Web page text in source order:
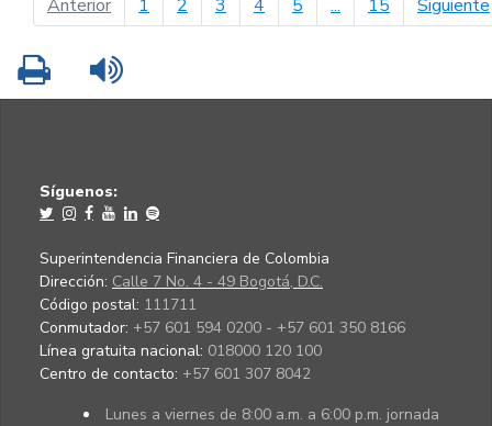
Anterior 1 2 3 4 5 ... 15 Siguiente
Imprimir
Síguenos:
Superintendencia Financiera de Colombia
Dirección: Calle 7 No. 4 - 49 Bogotá, D.C.
Código postal: 111711
Conmutador: +57 601 594 0200 - +57 601 350 8166
Línea gratuita nacional: 018000 120 100
Centro de contacto: +57 601 307 8042
Lunes a viernes de 8:00 a.m. a 6:00 p.m. jornada